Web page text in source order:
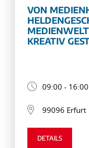
VON
KREATIV
09:00 -
99096 Erfurt
DETAILS